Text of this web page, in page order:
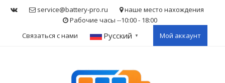
service@battery-pro.ru
наше место нахождения
Рабочие часы --10:00 - 18:00
Связаться с нами
Русский ▼ Мой аккаунт